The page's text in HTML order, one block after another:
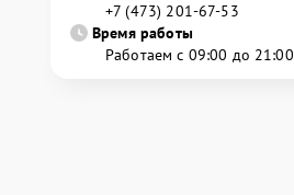
+7 (473) 201-67-53
Время работы
Работаем с 09:00 до 21:00